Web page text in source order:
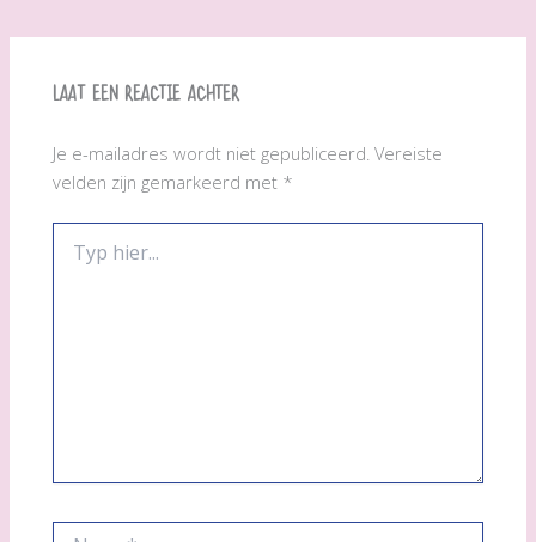
Laat een reactie achter
Je e-mailadres wordt niet gepubliceerd. Vereiste
velden zijn gemarkeerd met *
hier...